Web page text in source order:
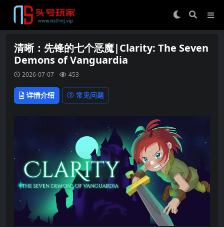
清晰：先锋的七个恶魔|Clarity: The Seven
Demons of Vanguardia
2026-07-07 453
详情介绍 常见问题